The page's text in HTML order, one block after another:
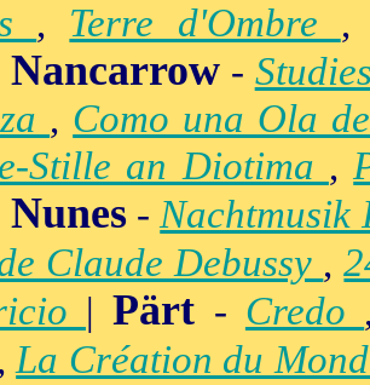
, Terre d'Ombre
Nancarrow -
, Como una Ola
Stille an Diotima ,
Nunes-
Claude Debussy ,
|Pärt - Credo
,La Création du